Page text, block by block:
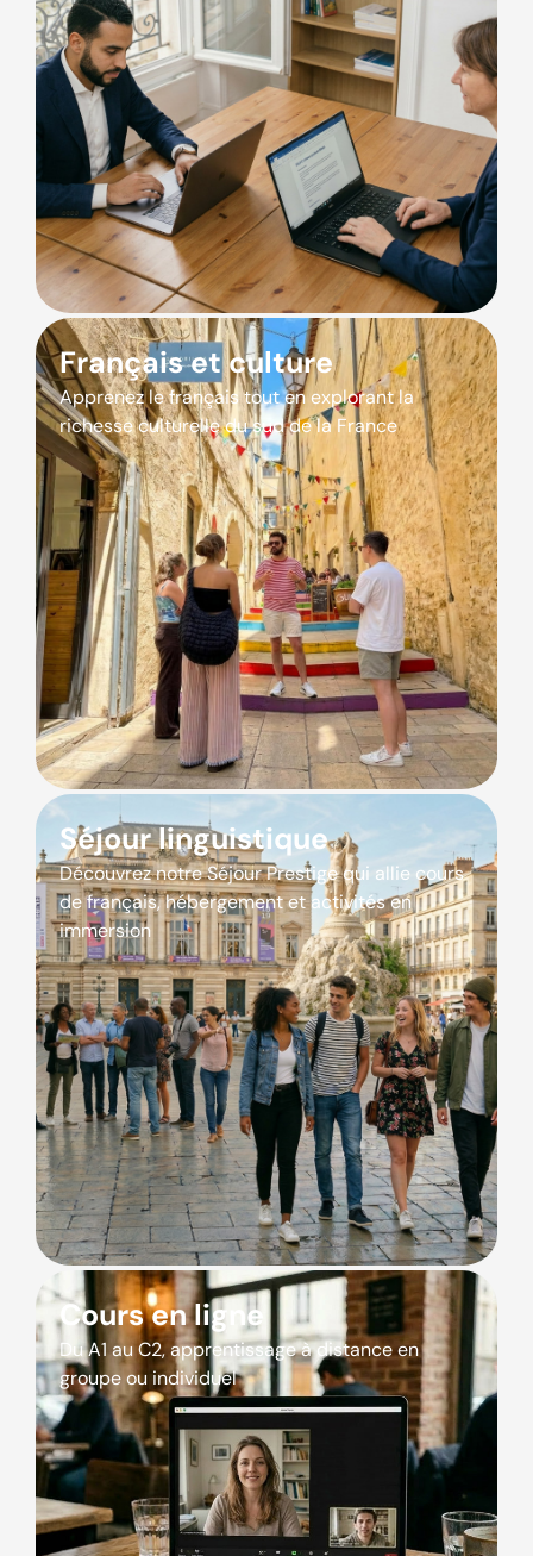
Français et culture
Apprenez le français tout en explorant la
richesse culturelle du sud de la France
Séjour linguistique
Découvrez notre Séjour Prestige qui allie cours
de français, hébergement et activités en
immersion
Cours en ligne
Du A1 au C2, apprentissage à distance en
groupe ou individuel